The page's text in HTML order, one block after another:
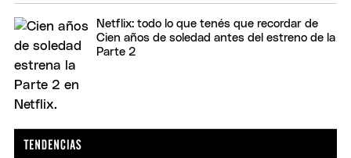
Netflix: todo lo que tenés que recordar de
Cien años de soledad antes del estreno de la
Parte 2